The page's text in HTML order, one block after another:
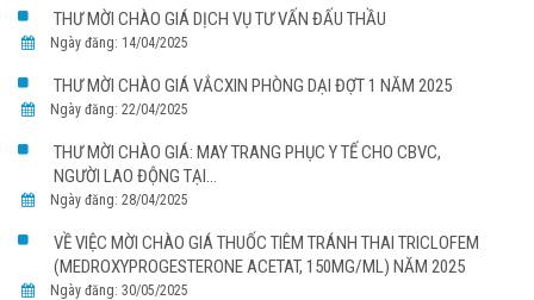
THƯ MỜI CHÀO GIÁ DỊCH VỤ TƯ VẤN ĐẤU THẦU
Ngày đăng: 14/04/2025
THƯ MỜI CHÀO GIÁ VẮCXIN PHÒNG DẠI ĐỢT 1 NĂM 2025
Ngày đăng: 22/04/2025
THƯ MỜI CHÀO GIÁ: MAY TRANG PHỤC Y TẾ CHO CBVC,
NGƯỜI LAO ĐỘNG TẠI...
Ngày đăng: 28/04/2025
VỀ VIỆC MỜI CHÀO GIÁ THUỐC TIÊM TRÁNH THAI TRICLOFEM
(MEDROXYPROGESTERONE ACETAT, 150MG/ML) NĂM 2025
Ngày đăng: 30/05/2025